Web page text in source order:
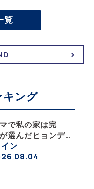
覧
キング
で私の家は完
選んだヒョンデ
の「エネルギーハ
【ななみんEVレ
ン